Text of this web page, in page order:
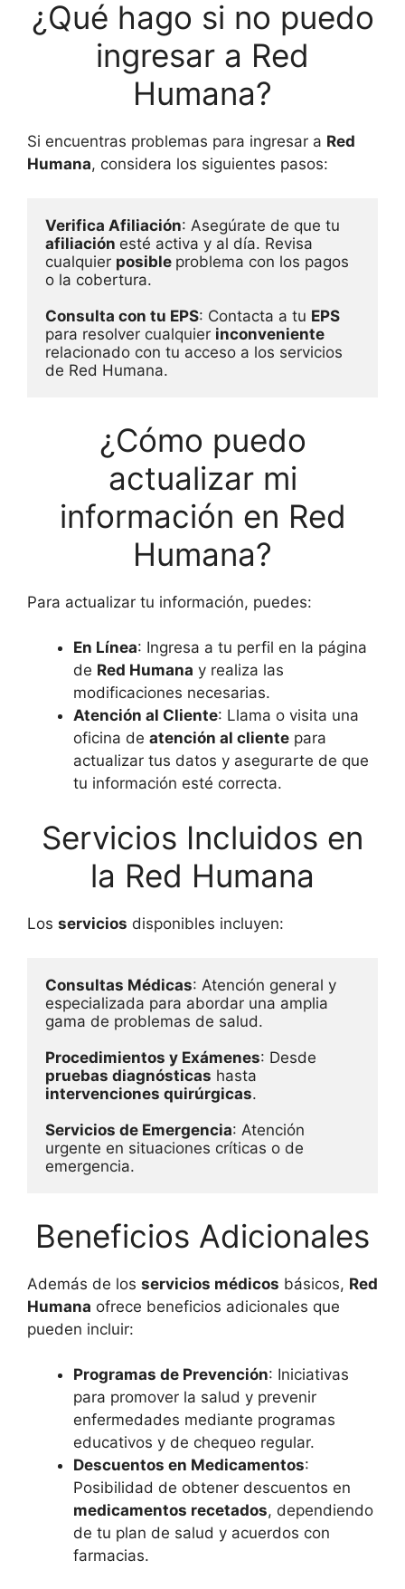
¿Qué hago si no puedo
ingresar a Red
Humana?
Si encuentras problemas para ingresar a Red
Humana, considera los siguientes pasos:
Verifica Afiliación
afiliación esté activa y al día. Revisa
cualquier posible problema con los pagos
o la cobertura.
Consulta con tu EPS: Contacta a tu EPS
para resolver cualquier
relacionado con tu acceso a los servicios
de Red Humana.
¿Cómo puedo
actualizar mi
información en Red
Humana?
Para actualizar tu información, puedes:
En Línea: Ingresa a tu perfil en la página
de Red Humana y realiza las
modificaciones necesarias.
Atención al Cliente: Llama o visita una
oficina de atención al cliente para
actualizar tus datos y asegurarte de que
tu información esté correcta.
Servicios Incluidos en
la Red Humana
Los servicios disponibles incluyen:
Consultas Médicas: Atención general y
especializada para abordar una amplia
gama de problemas de salud.
Procedimientos y Exámenes
pruebas diagnósticas
intervenciones quirúrgicas.
Servicios de Emergencia: Atención
urgente en situaciones críticas o de
emergencia.
Beneficios Adicionales
Además de los servicios médicos básicos, Red
Humana ofrece beneficios adicionales que
pueden incluir:
Programas de Prevención: Iniciativas
para promover la salud y prevenir
enfermedades mediante programas
educativos y de chequeo regular.
Descuentos en Medicamentos:
Posibilidad de obtener descuentos en
medicamentos recetados, dependiendo
de tu plan de salud y acuerdos con
farmacias.